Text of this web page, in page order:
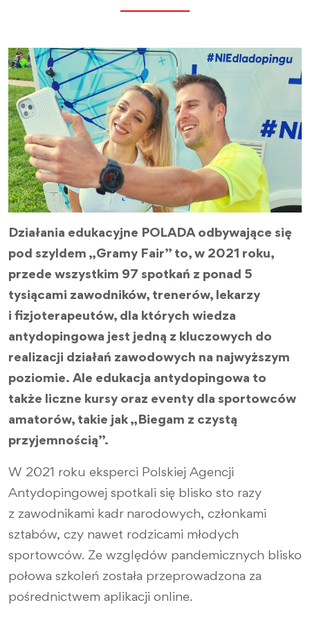
Działania edukacyjne POLADA odbywające się
pod szyldem „Gramy Fair” to, w 2021 roku,
przede wszystkim 97 spotkań z ponad 5
tysiącami zawodników, trenerów, lekarzy
i fizjoterapeutów, dla których wiedza
antydopingowa jest jedną z kluczowych do
realizacji działań zawodowych na najwyższym
poziomie. Ale edukacja antydopingowa to
także liczne kursy oraz eventy dla sportowców
amatorów, takie jak „Biegam z czystą
przyjemnością”.
W 2021 roku eksperci Polskiej Agencji
Antydopingowej spotkali się blisko sto razy
z zawodnikami kadr narodowych, członkami
sztabów, czy nawet rodzicami młodych
sportowców. Ze względów pandemicznych blisko
połowa szkoleń została przeprowadzona za
pośrednictwem aplikacji online.